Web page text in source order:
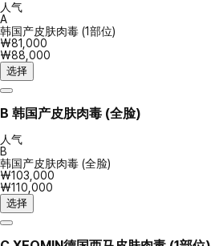
人气
A
韩国产皮肤肉毒 (1部位)
₩81,000
₩88,000
选择
B 韩国产皮肤肉毒 (全脸)
人气
B
韩国产皮肤肉毒 (全脸)
₩103,000
₩110,000
选择